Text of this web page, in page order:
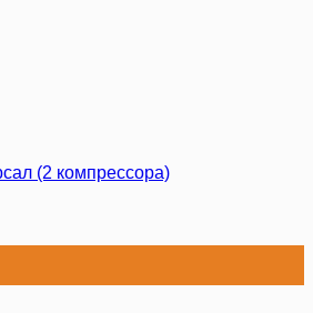
(2 компрессора)